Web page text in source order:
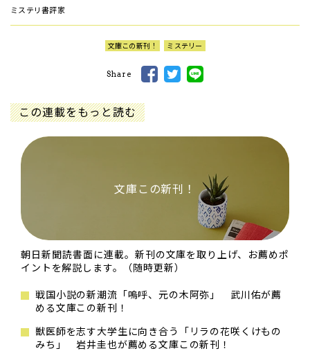
ミステリ書評家
文庫この新刊！ ミステリー
Share
この連載をもっと読む
文庫この新刊！
朝日新聞読書面に連載。新刊の文庫を取り上げ、お薦めポ
イントを解説します。（随時更新）
戦国小説の新潮流「嗚呼、元の木阿弥」 武川佑が薦
める文庫この新刊！
獣医師を志す大学生に向き合う「リラの花咲くけもの
みち」 岩井圭也が薦める文庫この新刊！